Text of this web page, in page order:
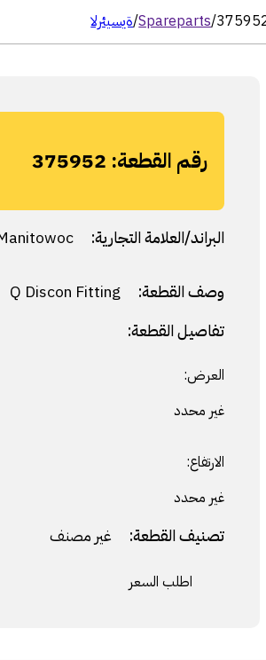
الرئيسية/Spareparts/
رقم القطعة: 375952
البراند/العلامة التجارية: Manitowoc
وصف القطعة:
Q Discon Fitting
تفاصيل القطعة:
العرض:
غير محدد
الارتفاع:
غير محدد
تصنيف القطعة: غير مصنف
اطلب السعر